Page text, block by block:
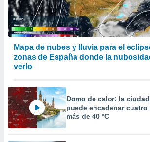
Mapa de nubes y lluvia para el
zonas de España donde la
verlo
Domo de calor: la
puede encadenar
más de 40 ºC